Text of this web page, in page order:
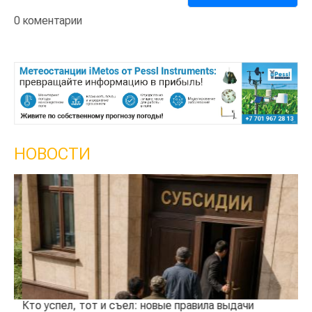
0 коментарии
НОВОСТИ
Кто успел, тот и съел: новые правила выдачи